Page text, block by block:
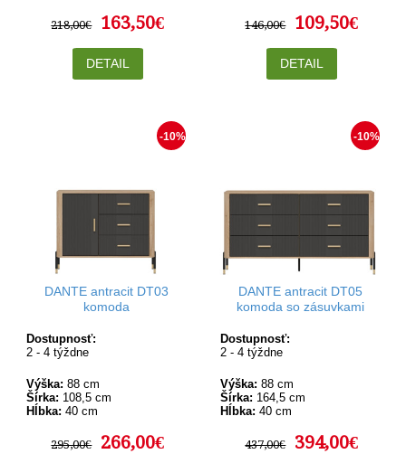
218,00€ 163,50€
DETAIL
146,00€ 109,50€
DETAIL
-10%
DANTE antracit DT03
komoda
Dostupnosť:
2 - 4 týždne
Výška: 88 cm
Šírka: 108,5 cm
Hĺbka: 40 cm
295,00€ 266,00€
-10%
DANTE antracit DT05
komoda so zásuvkami
Dostupnosť:
2 - 4 týždne
Výška: 88 cm
Šírka: 164,5 cm
Hĺbka: 40 cm
437,00€ 394,00€